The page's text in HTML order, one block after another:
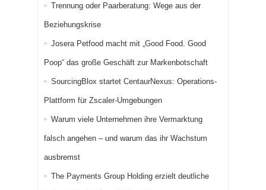
Trennung oder Paarberatung: Wege aus der
Beziehungskrise
Josera Petfood macht mit „Good Food. Good
Poop“ das große Geschäft zur Markenbotschaft
SourcingBlox startet CentaurNexus: Operations-
Plattform für Zscaler-Umgebungen
Warum viele Unternehmen ihre Vermarktung
falsch angehen – und warum das ihr Wachstum
ausbremst
The Payments Group Holding erzielt deutliche